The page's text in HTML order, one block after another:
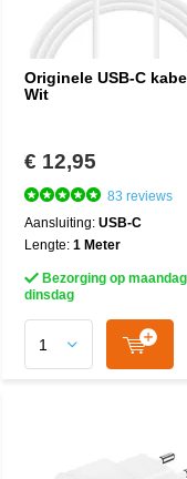
Originele USB-C
Wit
€ 12,95
83 reviews
Aansluiting: USB-C
Lengte: 1 Meter
Bezorging op
dinsdag